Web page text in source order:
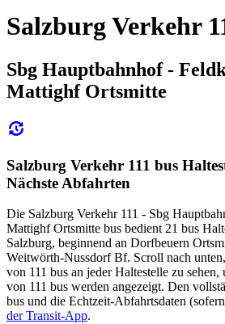
Salzburg Verkehr
Sbg Hauptbahnhof -
Mattighf Ortsmitte
Salzburg Verkehr 111 bus
Nächste Abfahrten
Die Salzburg Verkehr 111 - Sbg
Mattighf Ortsmitte bus bedient 21 bus
Salzburg, beginnend an Dorfbeuern
Weitwörth-Nussdorf Bf. Scroll nach
von 111 bus an jeder Haltestelle zu
von 111 bus werden angezeigt. Den
bus und die Echtzeit-Abfahrtsdaten
der Transit-App.